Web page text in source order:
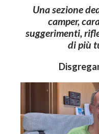
Una sezione
camper,
suggerimenti,
di più